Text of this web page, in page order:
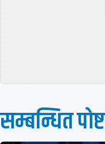
सम्बन्धित पाेष्ट